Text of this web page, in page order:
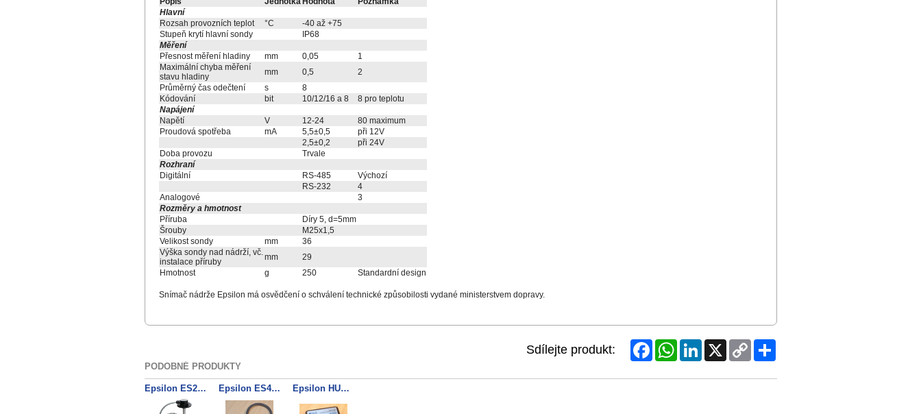
Hlavní
Rozsah provozních teplot
°C
-40 až +75
Stupeň krytí hlavní sondy
IP68
Měření
Přesnost měření hladiny
mm 0,05
1
Maximální chyba měření
stavu hladiny
mm 0,5
2
Průměrný čas odečtení
s
8
Kódování
bit 10/12/16 a 8
8 pro teplotu
Napájení
Napětí
V 12-24
80 maximum
Proudová spotřeba
mA 5,5±0,5
při 12V
2,5±0,2
při 24V
Doba provozu
Trvale
Rozhraní
Digitální
RS-485
Výchozí
RS-232
4
Analogové
3
Rozměry a hmotnost
Příruba
Díry 5, d=5mm
Šrouby
M25x1,5
Velikost sondy
mm
36
Výška sondy nad nádrží, vč.
instalace příruby
mm
29
Hmotnost
g 250 Standardní design
Snímač nádrže Epsilon má osvědčení o schválení technické způsobilosti vydané ministerstvem dopravy.
Sdílejte produkt: FacebookWhatsAppLinkedIn
X
Copy
Link
Share
PODOBNÉ PRODUKTY
Epsilon ES2-750 RS232 Palivo.sn.75cm Epsilon ES4 RS485 hlavice Epsilon HUB1-3